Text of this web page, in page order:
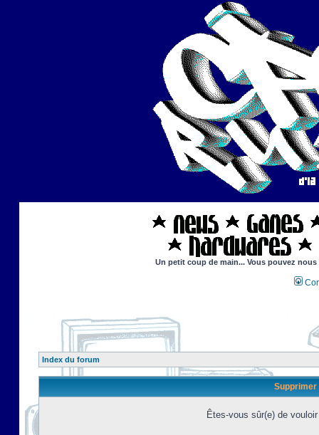
Un petit coup de main... Vous pouvez
Index du forum
Supprimer
Êtes-vous sûr(e) de